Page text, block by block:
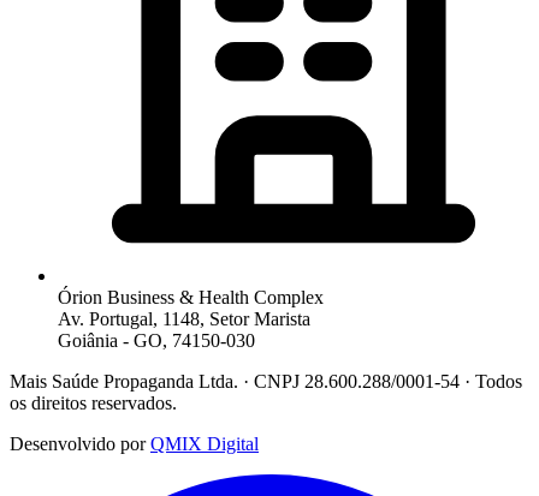
Órion Business & Health Complex
Av. Portugal, 1148, Setor Marista
Goiânia - GO, 74150-030
Mais Saúde Propaganda Ltda. · CNPJ 28.600.288/0001-54 · Todos
os direitos reservados.
Desenvolvido por QMIX Digital